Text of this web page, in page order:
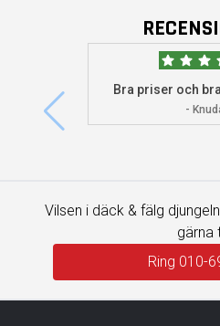
Bra priser och
-
Vilsen i däck & fälg
gärna
Ring 010-